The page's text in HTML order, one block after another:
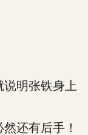
明张铁身上
还有后手！